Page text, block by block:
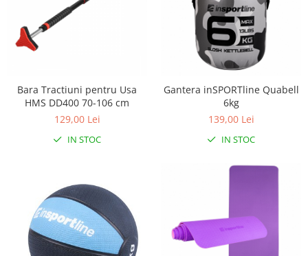
Aparate aerosoli
Aparate diverse
Aspirator nazal
Robot de bucatarie
Tensiometre
Termometre camera si baie
Bara Tractiuni pentru Usa
HMS DD400 70-106 cm
129,00 Lei
IN STOC
Gantera inSPORTline Quabell
6kg
139,00 Lei
IN STOC